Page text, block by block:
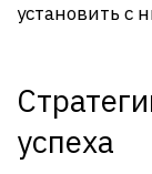
установить с
успеха